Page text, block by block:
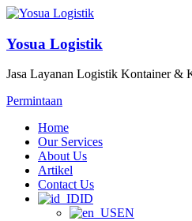
Yosua Logistik
Jasa Layanan Logistik Kontainer &
Permintaan
Home
Our Services
About Us
Artikel
Contact Us
ID
EN